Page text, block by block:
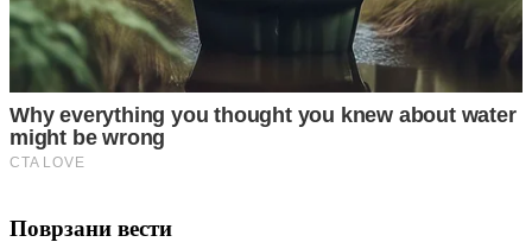
Поврзани вести